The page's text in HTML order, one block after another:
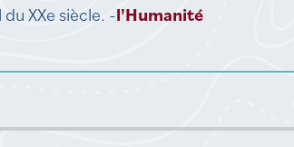
XXe siècle. -l'Humanité